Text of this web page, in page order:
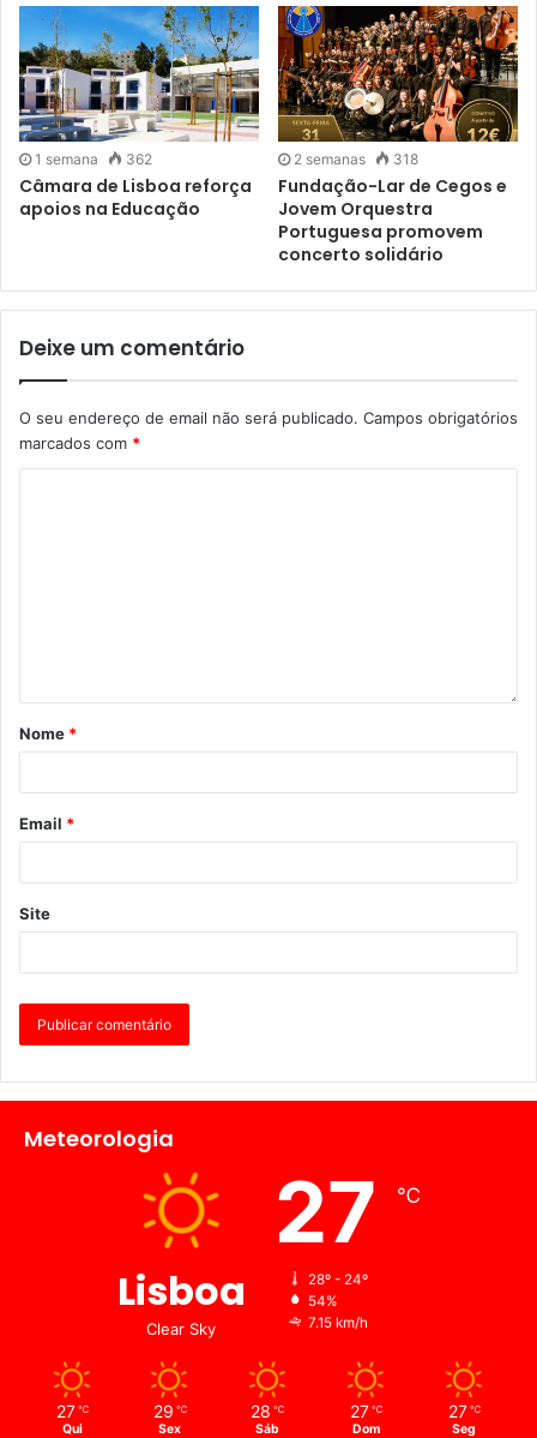
1 semana 362
Câmara de Lisboa reforça
apoios na Educação
2 semanas 318
Fundação-Lar de Cegos e
Jovem Orquestra
Portuguesa promovem
concerto solidário
Deixe um comentário
O seu endereço de email não será publicado. Campos obrigatórios
marcados com *
Nome *
Email *
Site
Meteorologia
Lisboa
Clear Sky
27 ℃
28º - 24º
54%
7.15 km/h
27 ℃
Qui
29 ℃
Sex
28 ℃
Sáb
27 ℃
Dom
27 ℃
Seg